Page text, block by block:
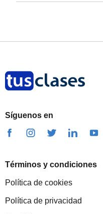
Síguenos en
Términos y condiciones
Política de cookies
Política de privacidad